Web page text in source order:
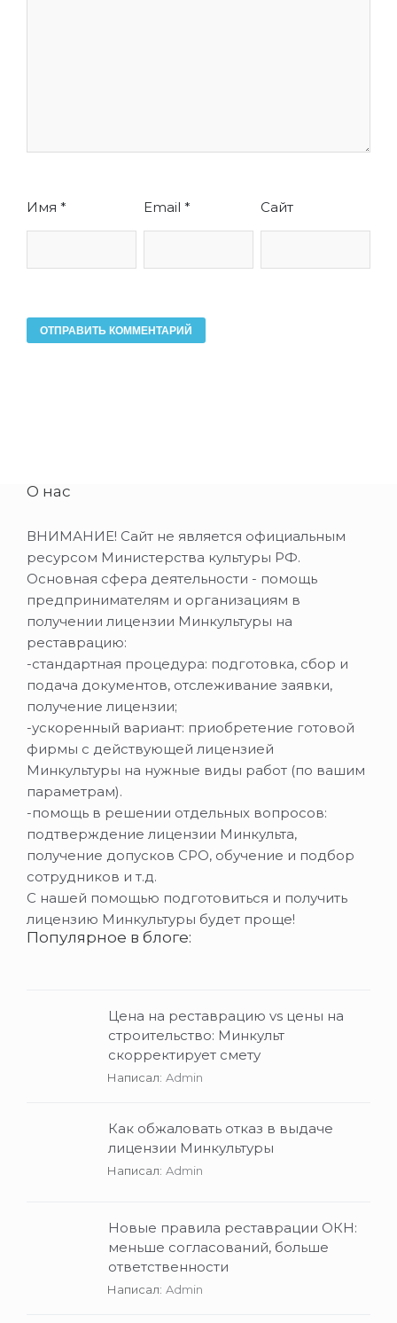
Имя * Email * Сайт
О нас
ВНИМАНИЕ! Сайт не является официальным
ресурсом Министерства культуры РФ.
Основная сфера деятельности - помощь
предпринимателям и организациям в
получении лицензии Минкультуры на
реставрацию:
-стандартная процедура: подготовка, сбор и
подача документов, отслеживание заявки,
получение лицензии;
-ускоренный вариант: приобретение готовой
фирмы с действующей лицензией
Минкультуры на нужные виды работ (по вашим
параметрам).
-помощь в решении отдельных вопросов:
подтверждение лицензии Минкульта,
получение допусков СРО, обучение и подбор
сотрудников и т.д.
С нашей помощью подготовиться и получить
лицензию Минкультуры будет проще!
Популярное в блоге:
Цена на реставрацию vs цены на
строительство: Минкульт
скорректирует смету
Написал: Admin
Как обжаловать отказ в выдаче
лицензии Минкультуры
Написал: Admin
Новые правила реставрации ОКН:
меньше согласований, больше
ответственности
Написал: Admin